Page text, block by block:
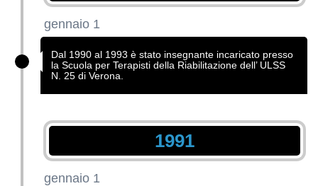
gennaio 1
Dal 1990 al 1993 è stato insegnante incaricato presso
la Scuola per Terapisti della Riabilitazione dell’ ULSS
N. 25 di Verona.
1991
gennaio 1